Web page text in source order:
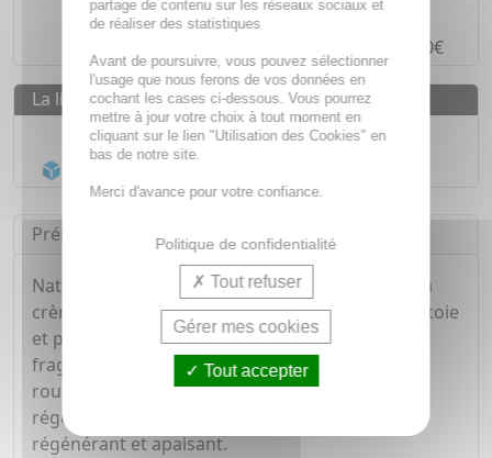
Paiement en ligneSÉCURISÉ
à partir de 30€
La livraison
Livraison gratuite dès55€
Présentation
Naturellement enrichie en plantes apaisantes, la
crème pour le change de bébé au calendula nettoie
et purifie la peau du bébé tout en respectant sa
fragilité. Son action hydratant prévient les
rougeurs et les irritations et favorise la
régénération de l'épiderme. Soin protecteur,
régénérant et apaisant.
partage de contenu sur les réseaux sociaux et
de réaliser des statistiques
Avant de poursuivre, vous pouvez sélectionner
l'usage que nous ferons de vos données en
cochant les cases ci-dessous. Vous pourrez
mettre à jour votre choix à tout moment en
cliquant sur le lien "Utilisation des Cookies" en
bas de notre site.
Merci d'avance pour votre confiance.
Politique de confidentialité
Tout refuser
Gérer mes cookies
Tout accepter